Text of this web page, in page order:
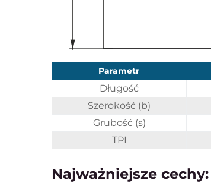
Parametr
Długość
Szerokość (b)
Grubość (s)
TPI
Najważniejsze cechy: